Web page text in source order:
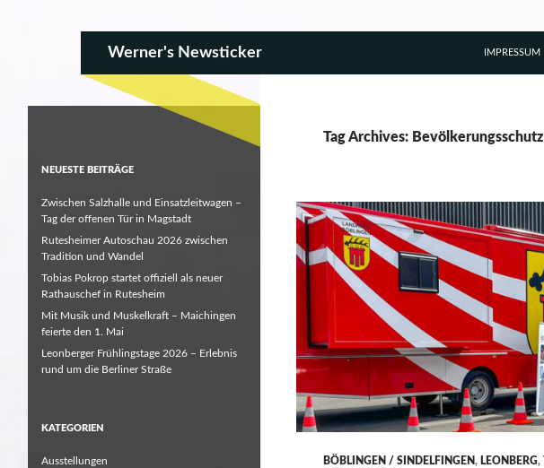
Werner's Newsticker IMPRESSUM
Tag Archives: Bevölkerungsschutz
BÖBLINGEN / SINDELFINGEN, LEONBERG,
NEUESTE BEITRÄGE
Zwischen Salzhalle und Einsatzleitwagen –
Tag der offenen Tür in Magstadt
Rutesheimer Autoschau 2026 zwischen
Tradition und Wandel
Tobias Pokrop startet offiziell als neuer
Rathauschef in Rutesheim
Mit Musik und Muskelkraft – Maichingen
feierte den 1. Mai
Leonberger Frühlingstage 2026 – Erlebnis
rund um die Berliner Straße
KATEGORIEN
Ausstellungen